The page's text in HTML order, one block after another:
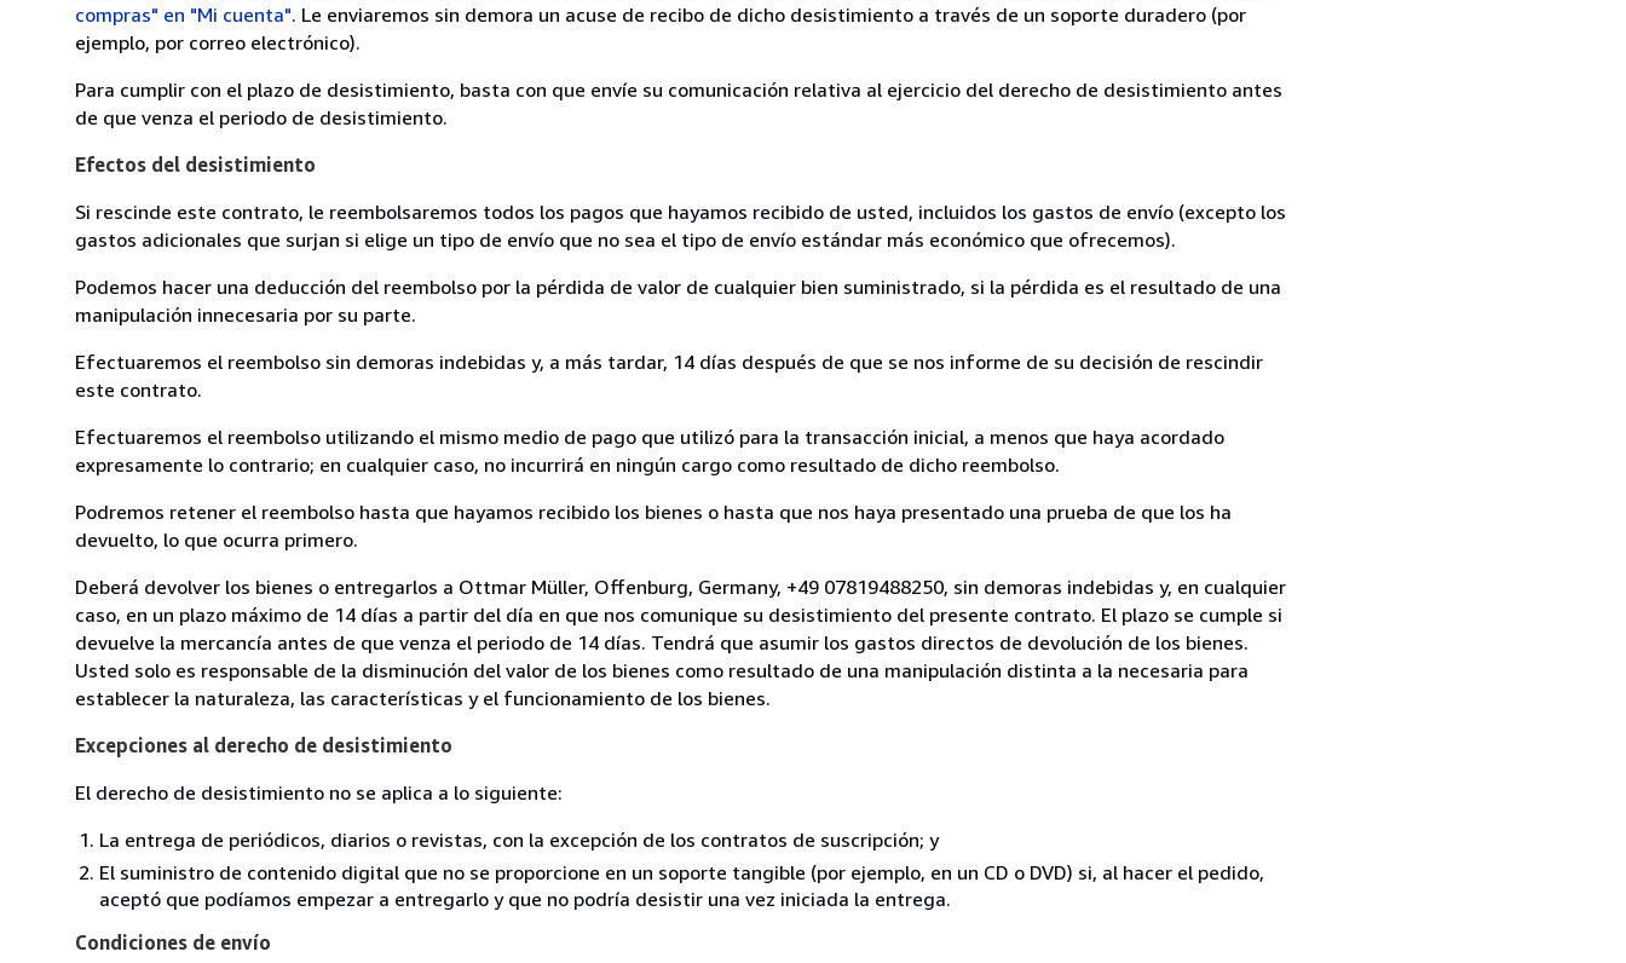
compras" en "Mi cuenta". Le enviaremos sin demora un acuse de recibo de dicho desistimiento a través de un soporte duradero (por
ejemplo, por correo electrónico).
Para cumplir con el plazo de desistimiento, basta con que envíe su comunicación relativa al ejercicio del derecho de desistimiento antes
de que venza el periodo de desistimiento.
Efectos del desistimiento
Si rescinde este contrato, le reembolsaremos todos los pagos que hayamos recibido de usted, incluidos los gastos de envío (excepto los
gastos adicionales que surjan si elige un tipo de envío que no sea el tipo de envío estándar más económico que ofrecemos).
Podemos hacer una deducción del reembolso por la pérdida de valor de cualquier bien suministrado, si la pérdida es el resultado de una
manipulación innecesaria por su parte.
Efectuaremos el reembolso sin demoras indebidas y, a más tardar, 14 días después de que se nos informe de su decisión de rescindir
este contrato.
Efectuaremos el reembolso utilizando el mismo medio de pago que utilizó para la transacción inicial, a menos que haya acordado
expresamente lo contrario; en cualquier caso, no incurrirá en ningún cargo como resultado de dicho reembolso.
Podremos retener el reembolso hasta que hayamos recibido los bienes o hasta que nos haya presentado una prueba de que los ha
devuelto, lo que ocurra primero.
Deberá devolver los bienes o entregarlos a Ottmar Müller, Offenburg, Germany, +49 07819488250, sin demoras indebidas y, en cualquier
caso, en un plazo máximo de 14 días a partir del día en que nos comunique su desistimiento del presente contrato. El plazo se cumple si
devuelve la mercancía antes de que venza el periodo de 14 días. Tendrá que asumir los gastos directos de devolución de los bienes.
Usted solo es responsable de la disminución del valor de los bienes como resultado de una manipulación distinta a la necesaria para
establecer la naturaleza, las características y el funcionamiento de los bienes.
Excepciones al derecho de desistimiento
El derecho de desistimiento no se aplica a lo siguiente:
La entrega de periódicos, diarios o revistas, con la excepción de los contratos de suscripción; y
El suministro de contenido digital que no se proporcione en un soporte tangible (por ejemplo, en un CD o DVD) si, al hacer el pedido,
aceptó que podíamos empezar a entregarlo y que no podría desistir una vez iniciada la entrega.
Condiciones de envío